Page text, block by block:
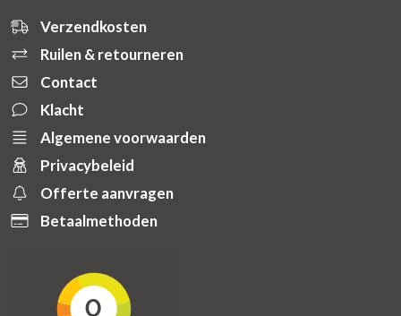
Verzendkosten
Ruilen & retourneren
Contact
Klacht
Algemene voorwaarden
Privacybeleid
Offerte aanvragen
Betaalmethoden